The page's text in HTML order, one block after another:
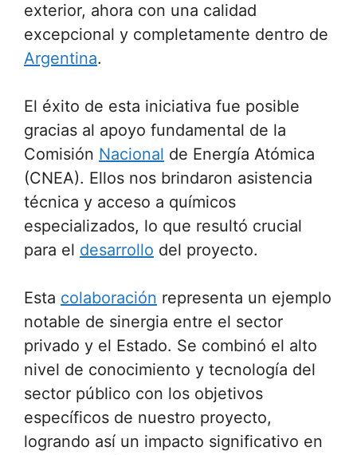
exterior, ahora con una calidad
excepcional y completamente dentro de
Argentina.
El éxito de esta iniciativa fue posible
gracias al apoyo fundamental de la
Comisión Nacional de Energía Atómica
(CNEA). Ellos nos brindaron asistencia
técnica y acceso a químicos
especializados, lo que resultó crucial
para el desarrollo del proyecto.
Esta colaboración representa un ejemplo
notable de sinergia entre el sector
privado y el Estado. Se combinó el alto
nivel de conocimiento y tecnología del
sector público con los objetivos
específicos de nuestro proyecto,
logrando así un impacto significativo en